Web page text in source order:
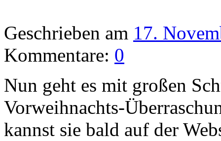
Geschrieben am 17.
Kommentare: 0
Nun geht es mit großen
Vorweihnachts-
kannst sie bald auf der